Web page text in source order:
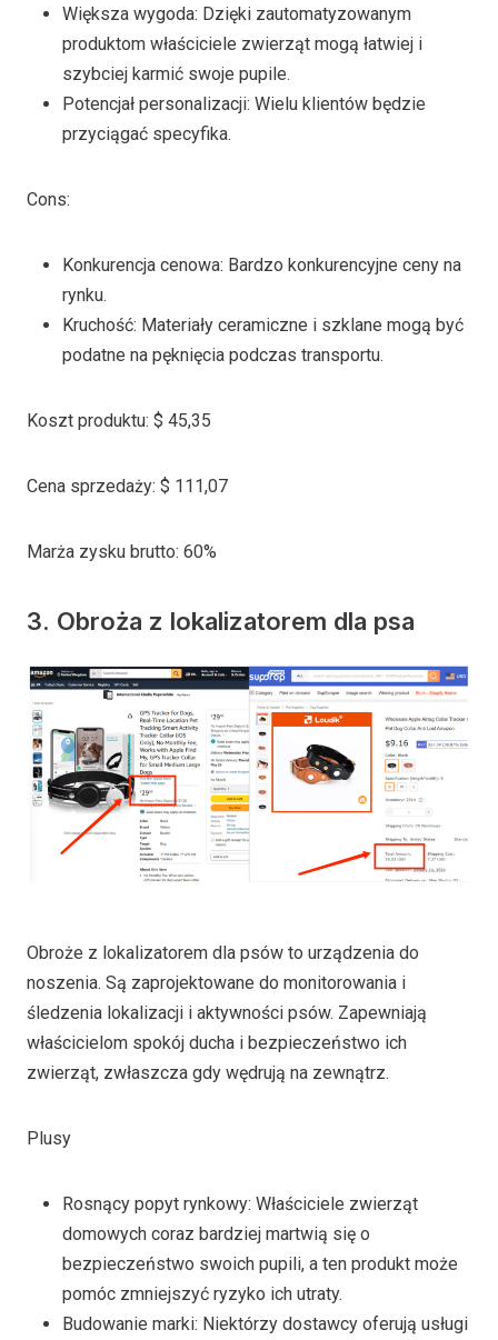
Większa wygoda: Dzięki zautomatyzowanym
produktom właściciele zwierząt mogą łatwiej i
szybciej karmić swoje pupile.
Potencjał personalizacji: Wielu klientów będzie
przyciągać specyfika.
Cons:
Konkurencja cenowa: Bardzo konkurencyjne ceny na
rynku.
Kruchość: Materiały ceramiczne i szklane mogą być
podatne na pęknięcia podczas transportu.
Koszt produktu: $ 45,35
Cena sprzedaży: $ 111,07
Marża zysku brutto: 60%
3. Obroża z lokalizatorem dla psa
Obroże z lokalizatorem dla psów to urządzenia do
noszenia. Są zaprojektowane do monitorowania i
śledzenia lokalizacji i aktywności psów. Zapewniają
właścicielom spokój ducha i bezpieczeństwo ich
zwierząt, zwłaszcza gdy wędrują na zewnątrz.
Plusy
Rosnący popyt rynkowy: Właściciele zwierząt
domowych coraz bardziej martwią się o
bezpieczeństwo swoich pupili, a ten produkt może
pomóc zmniejszyć ryzyko ich utraty.
Budowanie marki: Niektórzy dostawcy oferują usługi